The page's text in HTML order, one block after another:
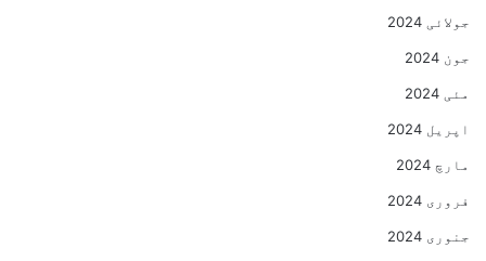
جولائی 2024
جون 2024
مئی 2024
اپریل 2024
مارچ 2024
فروری 2024
جنوری 2024